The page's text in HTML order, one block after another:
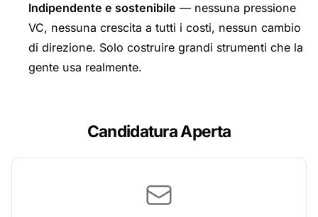
Indipendente e sostenibile — nessuna pressione
VC, nessuna crescita a tutti i costi, nessun cambio
di direzione. Solo costruire grandi strumenti che la
gente usa realmente.
Candidatura Aperta